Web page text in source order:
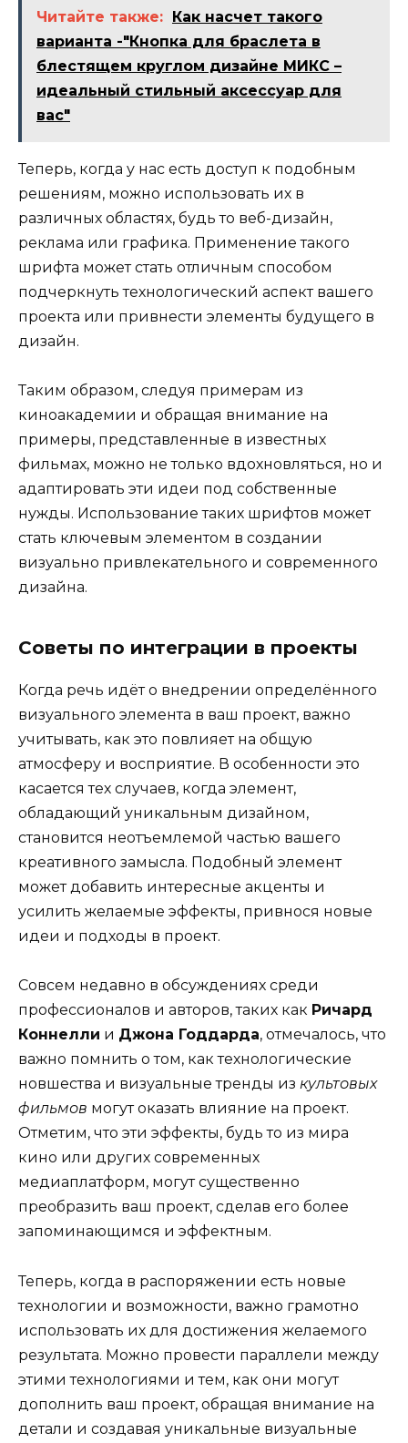
Читайте также: Как насчет такого
варианта -"Кнопка для браслета в
блестящем круглом дизайне МИКС –
идеальный стильный аксессуар для
вас"
Теперь, когда у нас есть доступ к подобным
решениям, можно использовать их в
различных областях, будь то веб-дизайн,
реклама или графика. Применение такого
шрифта может стать отличным способом
подчеркнуть технологический аспект вашего
проекта или привнести элементы будущего в
дизайн.
Таким образом, следуя примерам из
киноакадемии и обращая внимание на
примеры, представленные в известных
фильмах, можно не только вдохновляться, но и
адаптировать эти идеи под собственные
нужды. Использование таких шрифтов может
стать ключевым элементом в создании
визуально привлекательного и современного
дизайна.
Советы по интеграции в проекты
Когда речь идёт о внедрении определённого
визуального элемента в ваш проект, важно
учитывать, как это повлияет на общую
атмосферу и восприятие. В особенности это
касается тех случаев, когда элемент,
обладающий уникальным дизайном,
становится неотъемлемой частью вашего
креативного замысла. Подобный элемент
может добавить интересные акценты и
усилить желаемые эффекты, привнося новые
идеи и подходы в проект.
Совсем недавно в обсуждениях среди
профессионалов и авторов, таких как Ричард
Коннелли и Джона Годдарда, отмечалось, что
важно помнить о том, как технологические
новшества и визуальные тренды из культовых
фильмов могут оказать влияние на проект.
Отметим, что эти эффекты, будь то из мира
кино или других современных
медиаплатформ, могут существенно
преобразить ваш проект, сделав его более
запоминающимся и эффектным.
Теперь, когда в распоряжении есть новые
технологии и возможности, важно грамотно
использовать их для достижения желаемого
результата. Можно провести параллели между
этими технологиями и тем, как они могут
дополнить ваш проект, обращая внимание на
детали и создавая уникальные визуальные